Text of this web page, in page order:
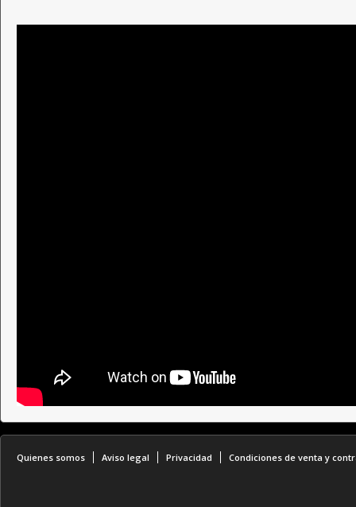
Quienes somos Aviso legal Privacidad Condiciones de venta y